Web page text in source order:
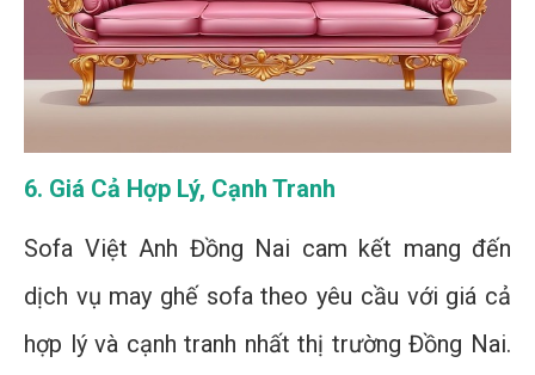
6. Giá Cả Hợp Lý, Cạnh Tranh
Sofa Việt Anh Đồng Nai cam kết mang đến
dịch vụ may ghế sofa theo yêu cầu với giá cả
hợp lý và cạnh tranh nhất thị trường Đồng Nai.